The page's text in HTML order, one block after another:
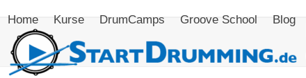
Skip
content
Home Kurse DrumCamps Groove School Blog